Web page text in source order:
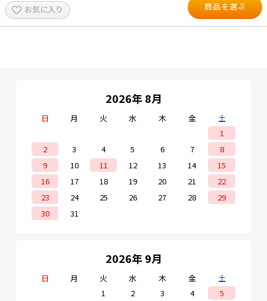
お気に入り 商品を選ぶ
2026年 8月
日 月 火 水 木 金
土
1
2
3 4 5 6 7
8
9
10 11 12 13 14
15
16
17 18 19 20 21
22
23
24 25 26 27 28
29
30
31
2026年 9月
日 月 火 水 木 金
土
1
2 3 4
5